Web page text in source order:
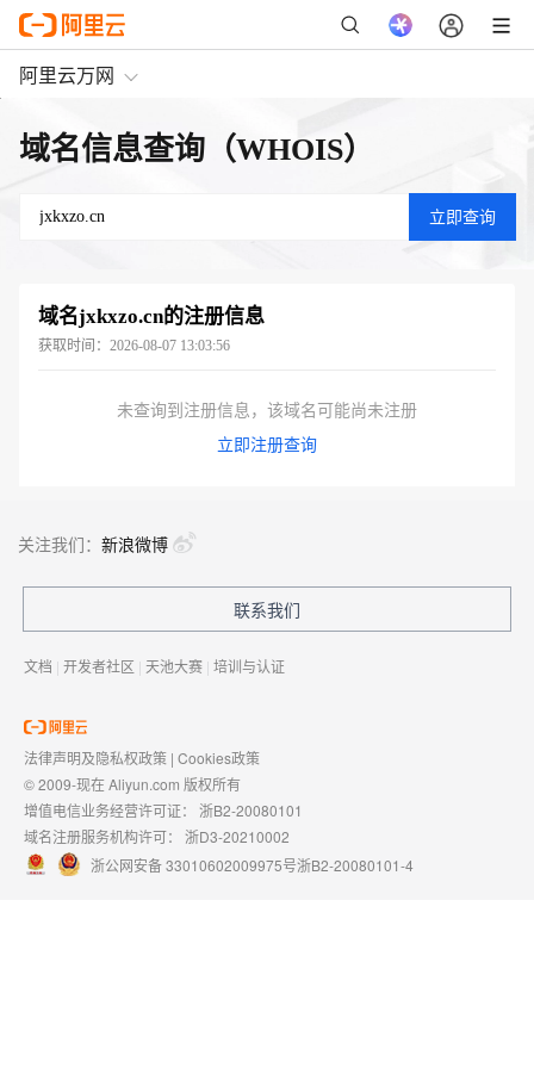
阿里云万网
域名信息查询（WHOIS）
域名jxkxzo.cn的注册信息
获取时间： 2026-08-07 13:03:56
未查询到注册信息，该域名可能尚未注册
立即注册查询
关注我们： 新浪微博
联系我们
文档 | 开发者社区 | 天池大赛 | 培训与认证
法律声明及隐私权政策 | Cookies政策
© 2009-现在 Aliyun.com 版权所有
增值电信业务经营许可证： 浙B2-20080101
域名注册服务机构许可： 浙D3-20210002
浙公网安备 33010602009975号浙B2-20080101-4